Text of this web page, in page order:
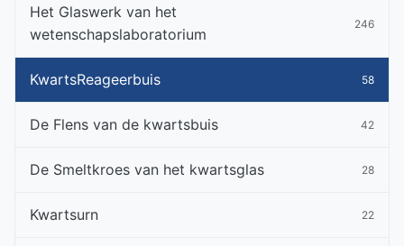
Het Glaswerk van het
wetenschapslaboratorium
246
KwartsReageerbuis 58
De Flens van de kwartsbuis 42
De Smeltkroes van het kwartsglas 28
Kwartsurn 22